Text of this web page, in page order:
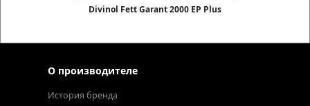
Divinol Fett Garant 2000 EP Plus
О производителе
История бренда